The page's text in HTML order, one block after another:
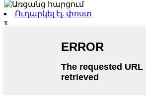
Ուղարկել էլ. փոստ
x